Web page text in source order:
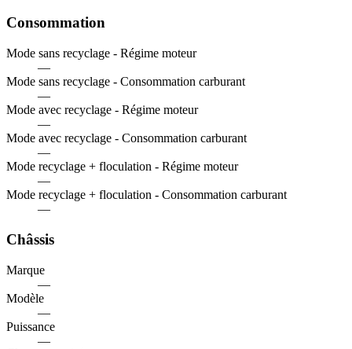
Consommation
Mode sans recyclage - Régime moteur
—
Mode sans recyclage - Consommation carburant
—
Mode avec recyclage - Régime moteur
—
Mode avec recyclage - Consommation carburant
—
Mode recyclage + floculation - Régime moteur
—
Mode recyclage + floculation - Consommation carburant
—
Châssis
Marque
—
Modèle
—
Puissance
—